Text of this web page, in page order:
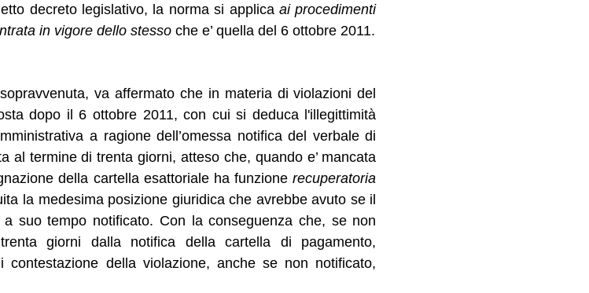
decreto legislativo, la norma si applicaai procedimenti
in vigore dello stessoche e’ quella del 6 ottobre 2011.
va affermato che in materia di violazioni del
dopo il 6 ottobre 2011, con cui si deduca l'illegittimità
a ragione dell’omessa notifica del verbale di
al termine di trenta giorni, atteso che, quando e’ mancata
della cartella esattoriale ha funzionerecuperatoria
la medesima posizione giuridica che avrebbe avuto se il
suo tempo notificato. Con la conseguenza che, se non
giorni dalla notifica della cartella di pagamento,
contestazione della violazione, anche se non notificato,